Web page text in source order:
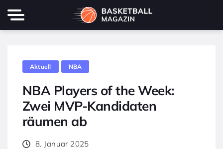
Aktuell NBA
NBA Players of the Week:
Zwei MVP-Kandidaten
räumen ab
8. Januar 2025